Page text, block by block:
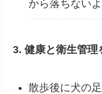
から落ちないよ
3. 健康と衛生管理
散歩後に犬の